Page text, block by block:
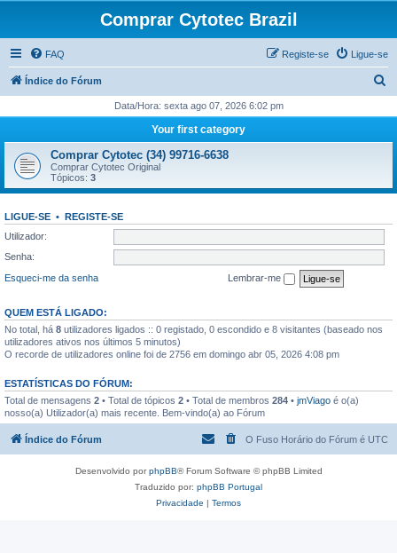
Comprar Cytotec Brazil
FAQ Ligue-se
Registe-se
Índice do Fórum
q
i
Data/Hora: sexta ago 07, 2026 6:02 pm
Your first category
Comprar Cytotec (34) 99716-6638
Comprar Cytotec Original
Tópicos: 3
LIGUE-SE • REGISTE-SE
Utilizador:
Senha:
Esqueci-me da senha
Lembrar-me
QUEM ESTÁ LIGADO:
No total, há 8 utilizadores ligados :: 0 registado, 0 escondido e 8 visitantes (baseado nos
utilizadores ativos nos últimos 5 minutos)
O recorde de utilizadores online foi de 2756 em domingo abr 05, 2026 4:08 pm
ESTATÍSTICAS DO FÓRUM:
Total de mensagens 2 • Total de tópicos 2 • Total de membros 284 • jmViago é o(a)
nosso(a) Utilizador(a) mais recente. Bem-vindo(a) ao Fórum
Índice do Fórum O Fuso Horário do Fórum é UTC
Desenvolvido porphpBB® Forum Software © phpBB Limited
Traduzido por: phpBB Portugal
Privacidade | Termos